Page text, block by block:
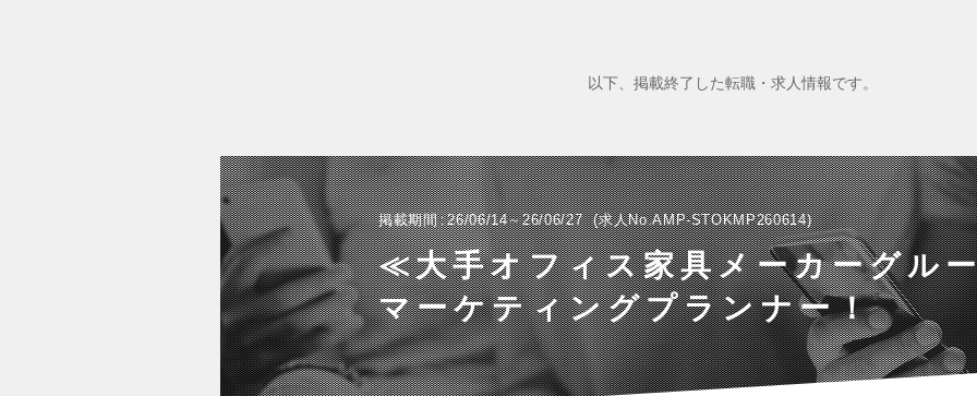
以下、掲載終了した転職・求人情報です。
掲載期間 26/06/14～26/06/27 求人No.AMP-STOKMP260614
≪大手オフィス家具メーカーグル
マーケティングプランナー！